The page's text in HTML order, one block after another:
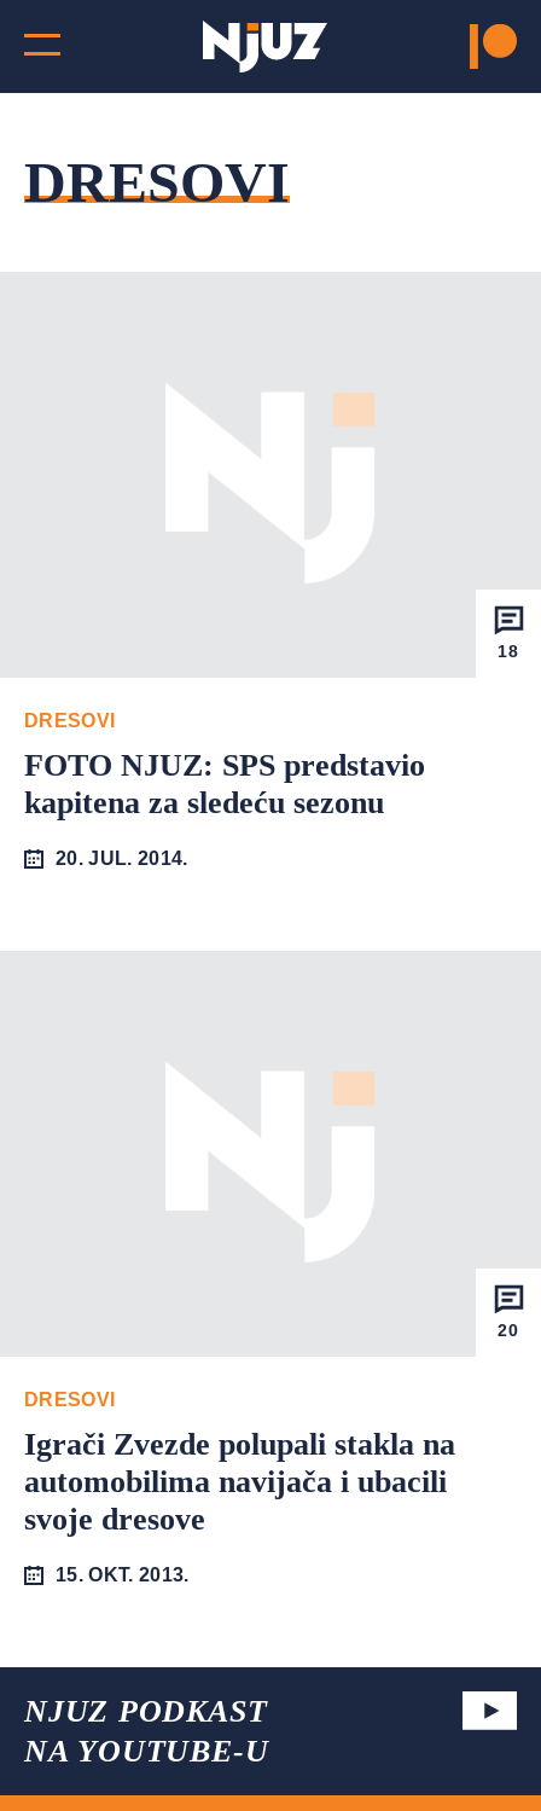
DRESOVI
18
DRESOVI
FOTO NJUZ: SPS predstavio
kapitena za sledeću sezonu
20. JUL. 2014.
20
DRESOVI
Igrači Zvezde polupali stakla na
automobilima navijača i ubacili
svoje dresove
15. OKT. 2013.
NJUZ PODKAST
NA YOUTUBE-U